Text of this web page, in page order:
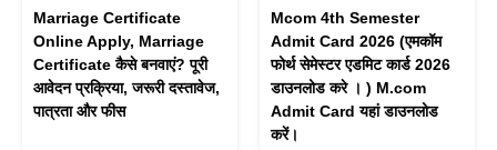
Marriage Certificate
Online Apply, Marriage
Certificate कैसे बनवाएं? पूरी
आवेदन प्रक्रिया, जरूरी दस्तावेज,
पात्रता और फीस
Mcom 4th Semester
Admit Card 2026 (एमकॉम
फोर्थ सेमेस्टर एडमिट कार्ड 2026
डाउनलोड करे । ) M.com
Admit Card यहां डाउनलोड
करें।